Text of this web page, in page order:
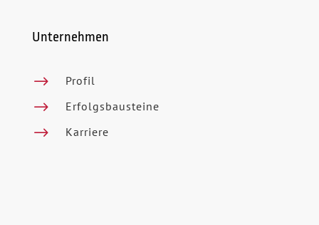
Unternehmen
$ Profil
$ Erfolgsbausteine
$ Karriere